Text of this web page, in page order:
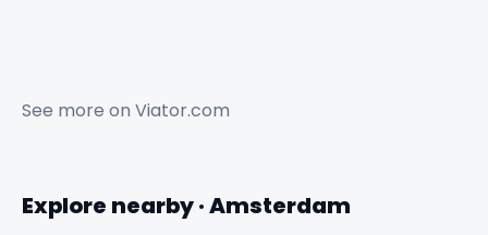
See more on Viator.com
Explore nearby · Amsterdam